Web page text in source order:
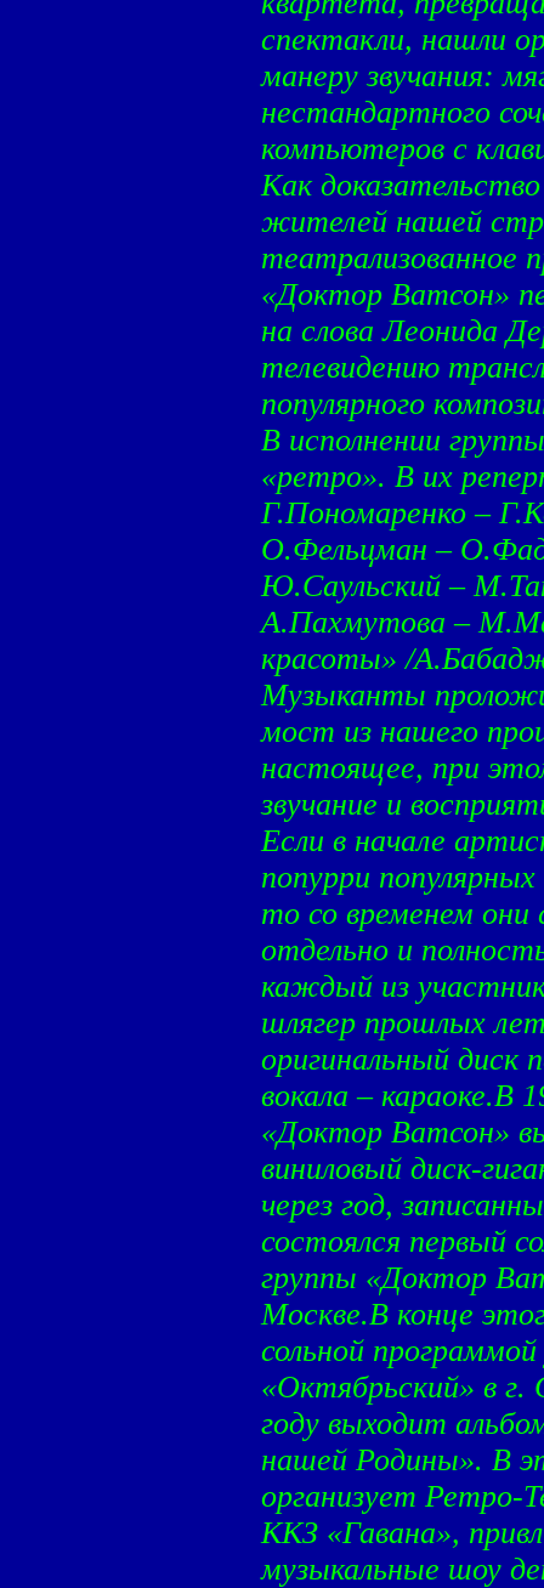
спектакли, нашли
манеру звучания:
нестандартного
компьютеров с
Как
жителей нашей
театрализованное
«Доктор Ватсон»
на слова Леонида
телевидению
популярного
В исполнении
«ретро». В их
Г.Пономаренко –
О.Фельцман –
Ю.Саульский –
А.Пахмутова –
красоты» /
Музыканты
мост из нашего
настоящее, при
звучание и
Если в начале
попурри
то со временем они
отдельно и
каждый из
шлягер прошлых
оригинальный диск
вокала – караоке.В
«Доктор Ватсон»
виниловый диск-
через год,
состоялся первый
группы «Доктор
Москве.В конце
сольной
«Октябрьский» в
году выходит
нашей Родины». В
организует Ретро-
ККЗ «Гавана»,
музыкальные шоу